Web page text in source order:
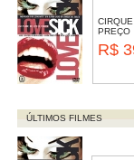
PREÇO
R$
ÚLTIMOS FILMES